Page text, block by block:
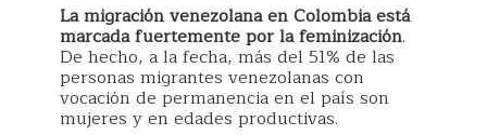
La migración venezolana en Colombia está
marcada fuertemente por la feminización.
De hecho, a la fecha, más del 51% de las
personas migrantes venezolanas con
vocación de permanencia en el país son
mujeres y en edades productivas.